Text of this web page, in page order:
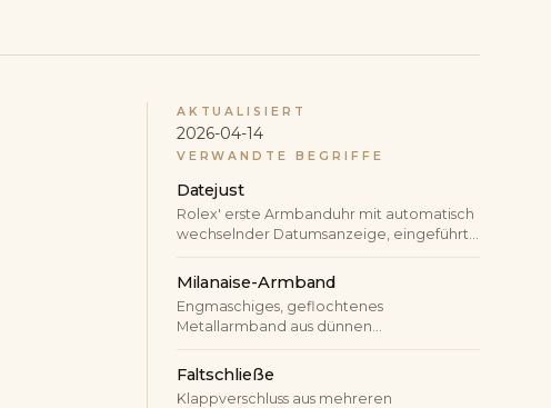
AKTUALISIERT
2026-04-14
VERWANDTE BEGRIFFE
Datejust
Rolex' erste Armbanduhr mit automatisch
wechselnder Datumsanzeige, eingeführt
1945 zum 40. Jubiläum der Marke — und
seither ununterbrochen in Produktion.
Milanaise-Armband
Engmaschiges, geflochtenes
Metallarmband aus dünnen
Drahtelementen — namengebend für die
mailändische Goldschmiedetradition des
Faltschließe
Klappverschluss aus mehreren